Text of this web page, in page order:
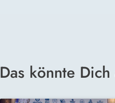
Das könnte